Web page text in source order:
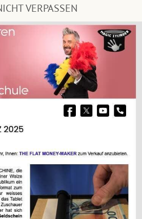
VERPASSEN